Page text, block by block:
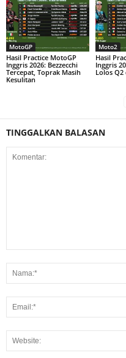
MotoGP
Hasil Practice MotoGP
Inggris 2026: Bezzecchi
Tercepat, Toprak Masih
Kesulitan
Moto2
Hasil
Inggris
Lolos Q2
TINGGALKAN BALASAN